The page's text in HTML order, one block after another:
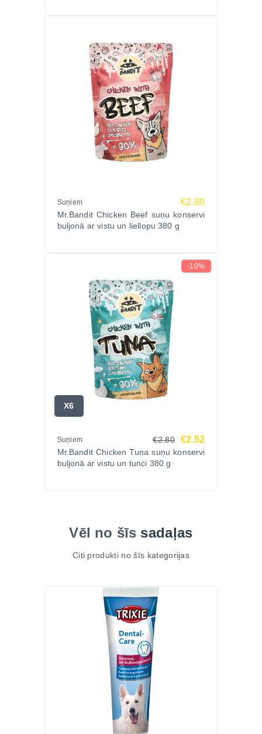
Suņiem €2.80
Mr.Bandit Chicken Beef suņu konservi
buljonā ar vistu un liellopu 380 g
-10%
X6
Suņiem €2.80 €2.52
Mr.Bandit Chicken Tuna suņu konservi
buljonā ar vistu un tunci 380 g
Vēl no šīs sadaļas
Citi produkti no šīs kategorijas